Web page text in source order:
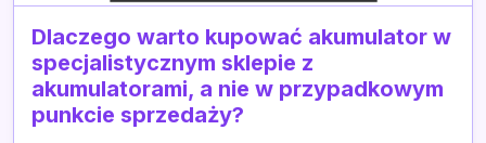
Dlaczego warto kupować akumulator w
specjalistycznym sklepie z
akumulatorami, a nie w przypadkowym
punkcie sprzedaży?